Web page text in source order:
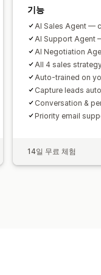
기능
AI Sales Agent —
AI Support Agent
AI Negotiation
All 4 sales
Auto-trained on
Capture leads
Conversation &
Priority email
14일 무료 체험